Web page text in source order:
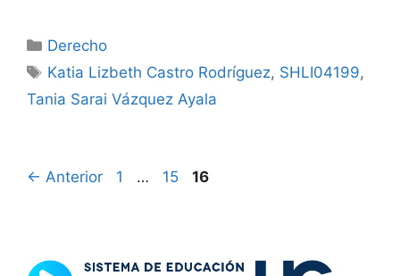
Categorías
Derecho
Etiquetas
Katia Lizbeth Castro Rodríguez, SHLI04199,
Tania Sarai Vázquez Ayala
← Anterior Página
1 … Página
15 Página
16